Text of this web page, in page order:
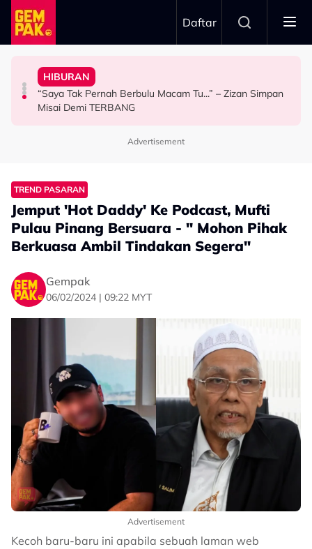
Skip to main content
Daftar
HIBURAN
Bawa Anak Ke Klinik, Syasya Rizal Terkejut Dikenali
Doktor
HIBURAN
"Saya Ingat Sampai Bila-Bila..." - Hussain
SELEBRITI
Syida Melvin Serah Isu Hutang Syarikat Kepada
Peguam, Dakwa Masih Belum Dapat Hak - “Saya Dah
HIBURAN
“Saya Tak Pernah Berbulu Macam Tu...” – Zizan Simpan
Misai Demi TERBANG
Advertisement
TREND PASARAN
Jemput 'Hot Daddy' Ke Podcast, Mufti
Pulau Pinang Bersuara - " Mohon Pihak
Berkuasa Ambil Tindakan Segera"
Gempak
06/02/2024 | 09:22 MYT
Advertisement
Kecoh baru-baru ini apabila sebuah laman web